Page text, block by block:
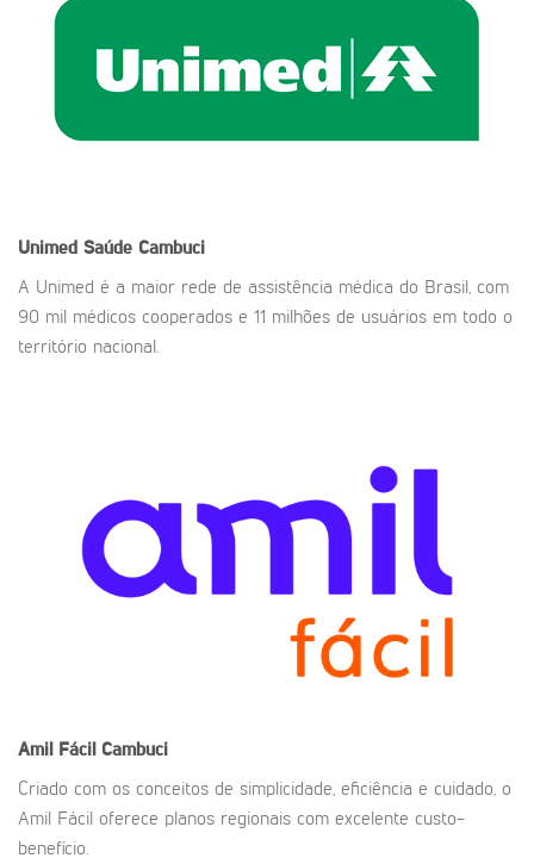
Unimed Saúde Cambuci
A Unimed é a maior rede de assistência médica do Brasil, com
90 mil médicos cooperados e 11 milhões de usuários em todo o
território nacional.
Amil Fácil Cambuci
Criado com os conceitos de simplicidade, eficiência e cuidado, o
Amil Fácil oferece planos regionais com excelente custo-
benefício.